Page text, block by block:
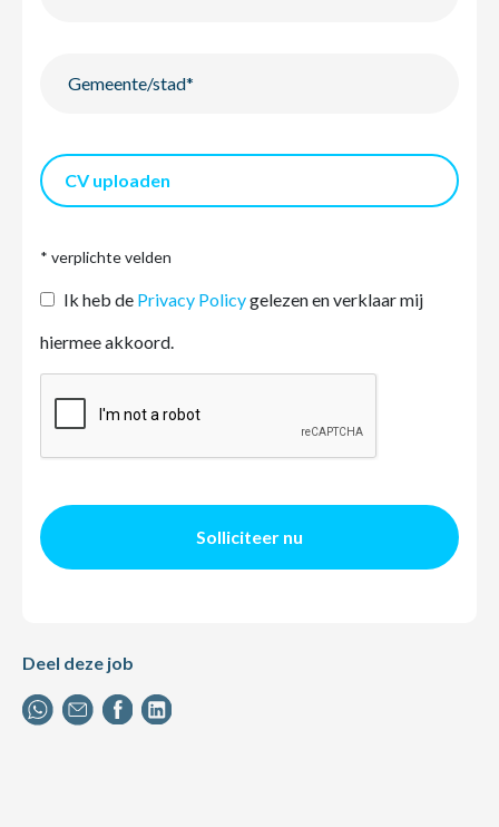
CV uploaden
* verplichte velden
Ik heb de Privacy Policygelezen en verklaar mij
hiermee akkoord.
Solliciteer nu
Deel deze job